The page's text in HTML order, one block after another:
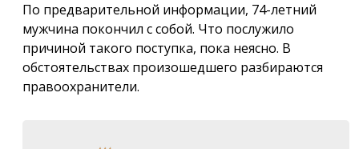
По предварительной информации, 74-летний
мужчина покончил с собой. Что послужило
причиной такого поступка, пока неясно. В
обстоятельствах произошедшего разбираются
правоохранители.